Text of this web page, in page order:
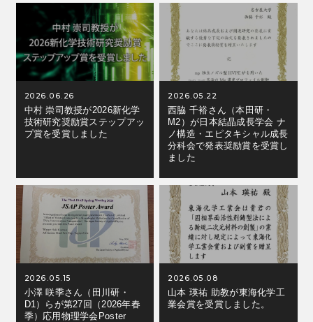
2026.06.26
中村 崇司教授が2026新化学
技術研究奨励賞ステップアッ
プ賞を受賞しました
2026.05.22
西脇 千裕さん（本田研・
M2）が日本結晶成長学会 ナ
ノ構造・エピタキシャル成長
分科会で発表奨励賞を受賞し
ました
2026.05.15
小澤 咲季さん（田川研・
D1）らが第27回（2026年春
季）応用物理学会Poster
2026.05.08
山本 瑛祐 助教が東海化学工
業会賞を受賞しました。